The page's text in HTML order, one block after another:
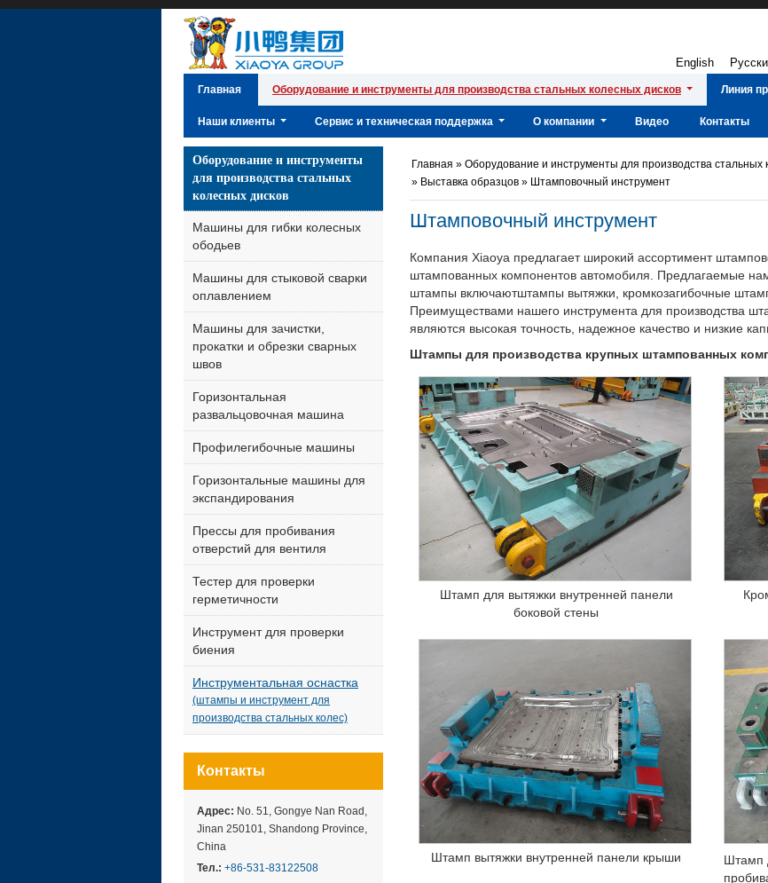
English
Главная Оборудование и инструменты для производства стальных колесных дисков Линия
Наши клиенты Сервис и техническая поддержка О компании Видео Контакты
Оборудование и инструменты
для производства стальных
колесных дисков
Машины для гибки колесных
ободьев
Машины для стыковой сварки
оплавлением
Машины для зачистки,
прокатки и обрезки сварных
швов
Горизонтальная
развальцовочная машина
Профилегибочные машины
Горизонтальные машины для
экспандирования
Прессы для пробивания
отверстий для вентиля
Тестер для проверки
герметичности
Инструмент для проверки
биения
Инструментальная оснастка
(штампы и инструмент для
производства стальных колес)
Контакты
Адрес: No. 51, Gongye Nan Road,
Jinan 250101, Shandong Province,
China
Тел.: +86-531-83122508
Главная » Оборудование и инструменты для производства стальных
» Выставка образцов » Штамповочный инструмент
Штамповочный инструмент
Компания Xiaoya предлагает широкий ассортимент
штампованных компонентов автомобиля. Предлагаемые
штампы включаютштампы вытяжки, кромкозагибочные
Преимуществами нашего инструмента для производства
являются высокая точность, надежное качество и низкие
Штампы для производства крупных штампованных
Штамп для вытяжки внутренней панели
боковой стены
Штамп вытяжки внутренней панели крыши
Штамп